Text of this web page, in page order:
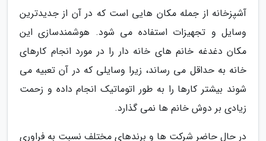
آشپزخانه از جمله مکان هایی است که در آن از جدیدترین
وسایل و تجهیزات استفاده می شود. هوشمندسازی این
مکان دغدغه خانم های خانه دار را در مورد انجام کارهای
خانه به حداقل می رساند، زیرا وسایلی که در آن تعبیه می
شوند بیشتر کارها را به طور اتوماتیک انجام داده و زحمت
زیادی بر دوش خانم ها نمی گذارد.
در حال حاضر شرکت ها و برندهای مختلف نسبت به فراوری